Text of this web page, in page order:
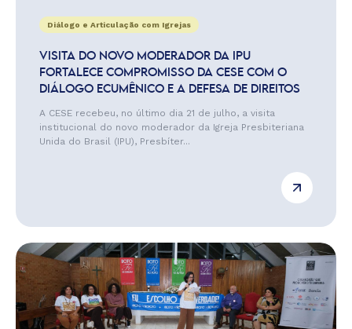
Diálogo e Articulação com Igrejas
VISITA DO NOVO MODERADOR DA IPU
FORTALECE COMPROMISSO DA CESE COM O
DIÁLOGO ECUMÊNICO E A DEFESA DE DIREITOS
A CESE recebeu, no último dia 21 de julho, a visita
institucional do novo moderador da Igreja Presbiteriana
Unida do Brasil (IPU), Presbíter...